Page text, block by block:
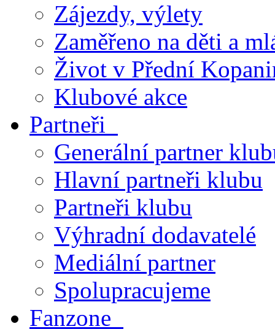
Zájezdy, výlety
Zaměřeno na děti a
Život v Přední
Klubové akce
Partneři
Generální partner
Hlavní partneři klubu
Partneři klubu
Výhradní dodavatelé
Mediální partner
Spolupracujeme
Fanzone